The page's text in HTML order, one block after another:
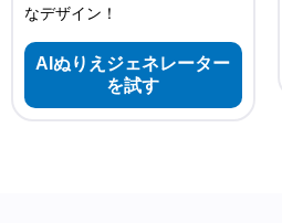
なデザイン！
AIぬりえジェネレーター
を試す